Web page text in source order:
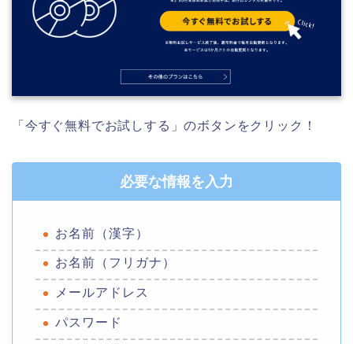
「今すぐ無料でお試しする」のボタンをクリック！
必要な情報を入力
お名前（漢字）
お名前（フリガナ）
メールアドレス
パスワード